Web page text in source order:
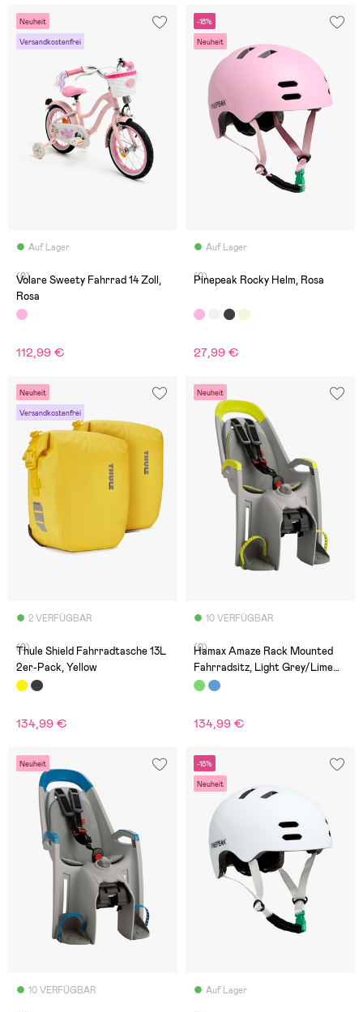
Neuheit
Versandkostenfrei
Auf Lager
(0)
Volare Sweety Fahrrad 14 Zoll,
Rosa
112,99 €
-18%
Neuheit
Auf Lager
(0)
Pinepeak Rocky Helm, Rosa
27,99 €
Neuheit
Versandkostenfrei
2 VERFÜGBAR
(0)
Thule Shield Fahrradtasche 13L
2er-Pack, Yellow
134,99 €
Neuheit
10 VERFÜGBAR
(0)
Hamax Amaze Rack Mounted
Fahrradsitz, Light Grey/Lime
Green
134,99 €
Neuheit
10 VERFÜGBAR
-18%
Neuheit
Auf Lager